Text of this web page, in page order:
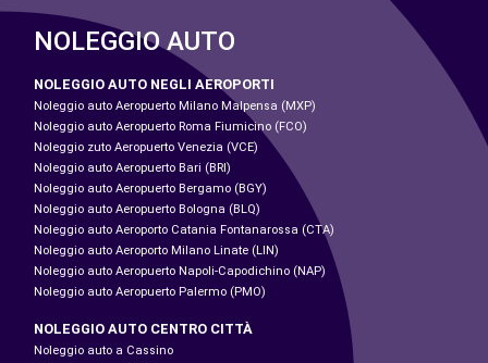
NOLEGGIO AUTO
NOLEGGIO AUTO NEGLI AEROPORTI
Noleggio auto Aeropuerto Milano Malpensa (MXP)
Noleggio auto Aeropuerto Roma Fiumicino (FCO)
Noleggio zuto Aeropuerto Venezia (VCE)
Noleggio auto Aeropuerto Bari (BRI)
Noleggio auto Aeropuerto Bergamo (BGY)
Noleggio auto Aeropuerto Bologna (BLQ)
Noleggio auto Aeroporto Catania Fontanarossa (CTA)
Noleggio auto Aeroporto Milano Linate (LIN)
Noleggio auto Aeropuerto Napoli-Capodichino (NAP)
Noleggio auto Aeropuerto Palermo (PMO)
NOLEGGIO AUTO CENTRO CITTÀ
Noleggio auto a Cassino